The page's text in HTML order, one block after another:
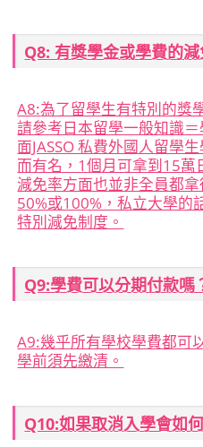
Q8: 有獎學金或學費的減
A8:為了留學生有特別的獎
請參考日本留學一般知識
面JASSO 私費外國人留學
而有名，1個月可拿到15萬
減免率方面也並非全員都
50%或100%，私立大學的
特別減免制度。
Q9:學費可以分期付款嗎
A9:幾乎所有學校學費都可
學前須先繳清。
Q10:如果取消入學會如